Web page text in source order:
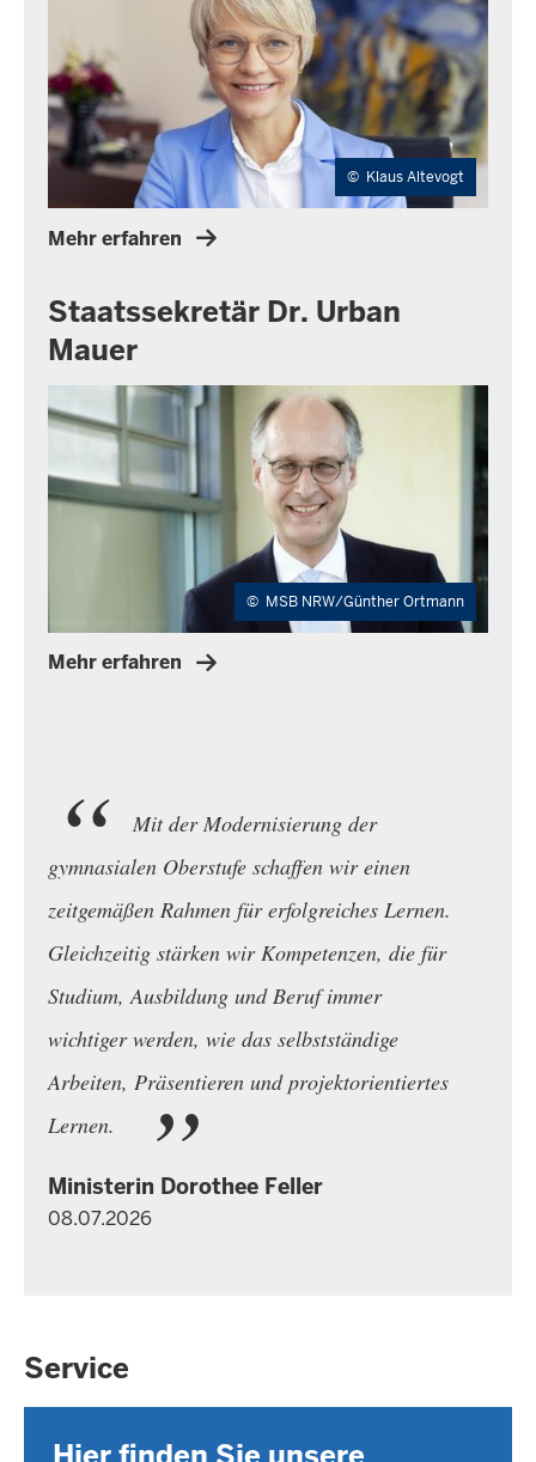
© Klaus Altevogt
Mehr erfahren
Staatssekretär Dr. Urban
Mauer
© MSB NRW/Günther Ortmann
Mehr erfahren
Mit der Modernisierung der
gymnasialen Oberstufe schaffen wir einen
zeitgemäßen Rahmen für erfolgreiches Lernen.
Gleichzeitig stärken wir Kompetenzen, die für
Studium, Ausbildung und Beruf immer
wichtiger werden, wie das selbstständige
Arbeiten, Präsentieren und projektorientiertes
Lernen.
Ministerin Dorothee Feller
08.07.2026
Service